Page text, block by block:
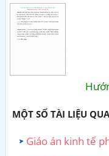
MỘT SỐ TÀI LIỆU
Giáo án kinh tế